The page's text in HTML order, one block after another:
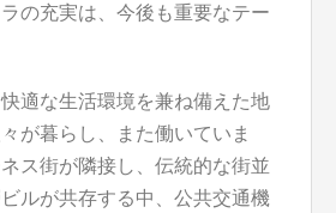
の充実は、今後も重要なテー
適な生活環境を兼ね備えた地
が暮らし、また働いていま
ス街が隣接し、伝統的な街並
ルが共存する中、公共交通機